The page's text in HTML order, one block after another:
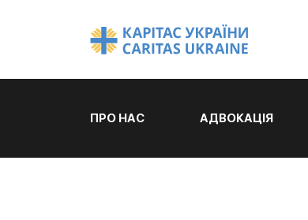
ПРО НАС АДВОКАЦІЯ